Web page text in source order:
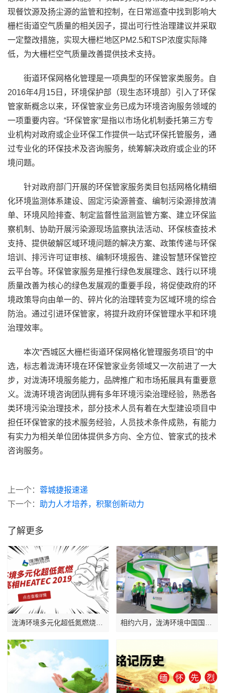
现餐饮源及扬尘源的监管和控制，在日常巡查中找到影响大
栅栏街道空气质量的相关因子，提出可行性治理建议并采取
一定整改措施，实现大栅栏地区PM2.5和TSP浓度实际降
低，为大栅栏空气质量改善提供技术支持。
街道环保网格化管理是一项典型的环保管家类服务。自
2016年4月15日，环境保护部（现生态环境部）引入了环保
管家新概念以来，环保管家业务已成为环境咨询服务领域的
一项重要内容。“环保管家”是指以市场化机制委托第三方专
业机构对政府或企业环保工作提供一站式环保托管服务，通
过专业化的环保技术及咨询服务，统筹解决政府或企业的环
境问题。
针对政府部门开展的环保管家服务类目包括网格化精细
化环境监测体系建设、固定污染源普查、编制污染源排放清
单、环境风险排查、制定监督性监测监管方案、建立环保监
察机制、协助开展污染源现场监察执法活动、环保核查技术
支持、提供破解区域环境问题的解决方案、政策传递与环保
培训、排污许可证审核、编制环境报告、建设智慧环保管控
云平台等。环保管家服务是推行绿色发展理念、践行以环境
质量改善为核心的绿色发展观的重要手段，将促使政府的环
境政策导向由单一的、碎片化的治理转变为区域环境的综合
防治。通过引进环保管家，将提升政府环保管理水平和环境
治理效率。
本次“西城区大栅栏街道环保网格化管理服务项目”的中
选，标志着泷涛环境在环保管家业务领域又一次前进了一大
步，对泷涛环境服务能力，品牌推广和市场拓展具有重要意
义。泷涛环境咨询团队拥有多年环境污染治理经验，熟悉各
类环境污染治理技术，部分技术人员有着在大型建设项目中
担任环保管家的技术服务经验，人员技术条件成熟，有能力
有实力为相关单位团体提供多方向、全方位、管家式的技术
咨询服务。
上一个： 蓉城捷报速递
下一个： 助力人才培养，积聚创新动力
了解更多